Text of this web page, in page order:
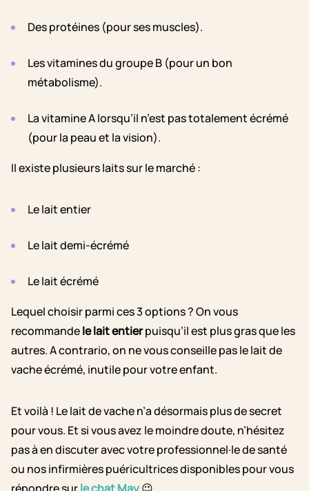
Des protéines (pour ses muscles).
Les vitamines du groupe B (pour un bon
métabolisme).
La vitamine A lorsqu’il n’est pas totalement écrémé
(pour la peau et la vision).
Il existe plusieurs laits sur le marché :
Le lait entier
Le lait demi-écrémé
Le lait écrémé
Lequel choisir parmi ces 3 options ? On vous
recommandele lait entierpuisqu’il est plus gras que les
autres. A contrario, on ne vous conseille pas le lait de
vache écrémé, inutile pour votre enfant.
Et voilà ! Le lait de vache n’a désormais plus de secret
pour vous. Et si vous avez le moindre doute, n’hésitez
pas à en discuter avec votre professionnel·le de santé
ou nos infirmières puéricultrices disponibles pour vous